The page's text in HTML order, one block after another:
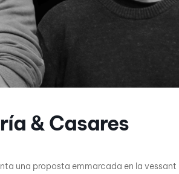
& Casares
una proposta emmarcada en la